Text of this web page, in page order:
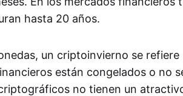
hasta 20 años.
un criptoinvierno se refiere
están congelados o no
no tienen un